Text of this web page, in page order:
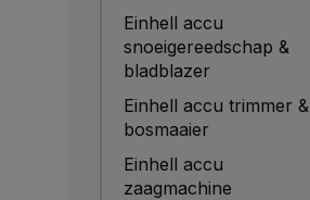
Einhell accu
snoeigereedschap &
bladblazer
Einhell accu trimmer &
bosmaaier
Einhell accu
zaagmachine